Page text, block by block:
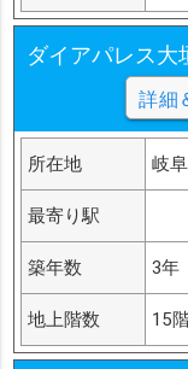
ダイアパレス大
詳細
所在地 岐
最寄り駅
築年数 3年
地上階数 15